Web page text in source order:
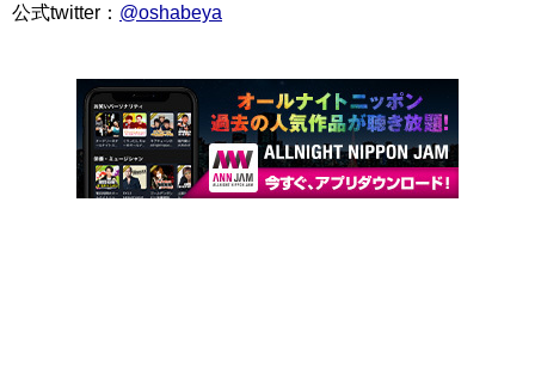
公式twitter： @oshabeya